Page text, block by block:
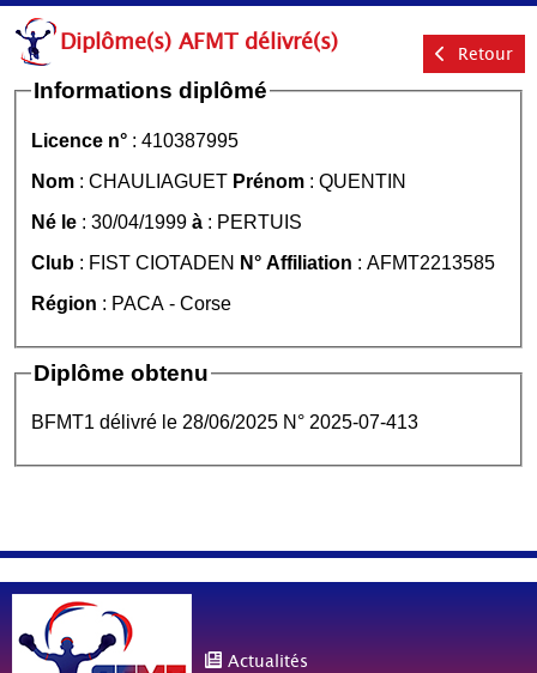
Diplôme(s) AFMT délivré(s) Retour
Informations diplômé
Licence n° : 410387995
Nom : CHAULIAGUET Prénom : QUENTIN
Né le : 30/04/1999 à : PERTUIS
Club : FIST CIOTADEN N° Affiliation : AFMT2213585
Région : PACA - Corse
Diplôme obtenu
BFMT1 délivré le 28/06/2025 N° 2025-07-413
Actualités